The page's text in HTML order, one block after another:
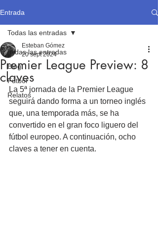
Entrada
Todas las entradas
Blog
Fútbol
Relatos
Todas las entradas
Premier League Preview: 8
claves
Esteban Gómez
20 sept 2024
La 5ª jornada de la Premier League
seguirá dando forma a un torneo inglés
que, una temporada más, se ha
convertido en el gran foco liguero del
fútbol europeo. A continuación, ocho
claves a tener en cuenta.